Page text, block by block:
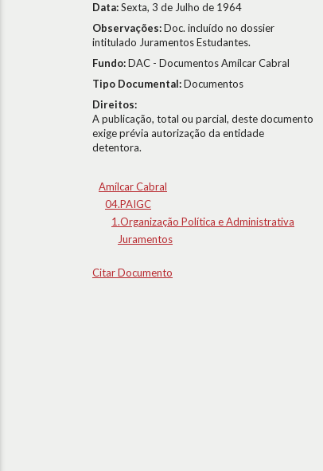
Data:Sexta, 3 de Julho de 1964
Observações:Doc. incluído no dossier
intitulado Juramentos Estudantes.
Fundo:DAC - Documentos Amílcar Cabral
Tipo Documental:Documentos
Direitos:
A publicação, total ou parcial, deste documento
exige prévia autorização da entidade
detentora.
Amílcar Cabral
04.PAIGC
1.Organização Política e Administrativa
Juramentos
Citar Documento